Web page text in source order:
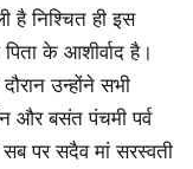
निश्चित ही इस
के आशीर्वाद है।
उन्होंने सभी
और बसंत पंचमी पर्व
पर सदैव मां सरस्वती